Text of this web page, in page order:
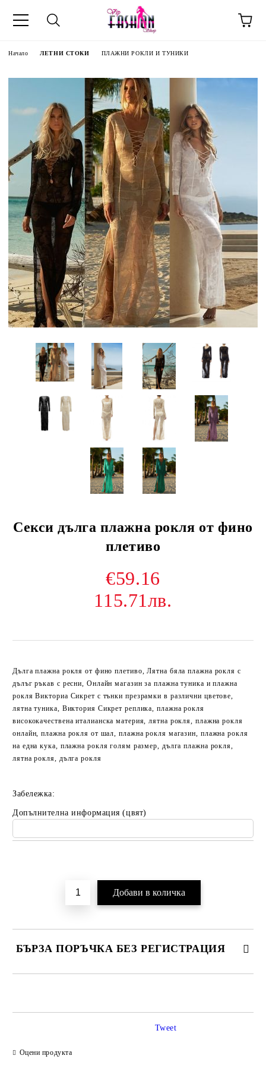
Начало ЛЕТНИ СТОКИ ПЛАЖНИ РОКЛИ И ТУНИКИ
Секси дълга плажна рокля от фино
плетиво
€59.16
115.71лв.
Дълга плажна рокля от фино плетиво, Лятна бяла плажна рокля с
дълъг ръкав с ресни, Онлайн магазин за плажна туника и плажна
рокля Викториа Сикрет с тънки презрамки в различни цветове,
лятна туника, Виктория Сикрет реплика, плажна рокля
висококачествена италианска материя, лятна рокля, плажна рокля
онлайн, плажна рокля от шал, плажна рокля магазин, плажна рокля
на една кука, плажна рокля голям размер, дълга плажна рокля,
лятна рокля, дълга рокля
Забележка:
Допълнителна информация (цвят)
БЪРЗА ПОРЪЧКА БЕЗ РЕГИСТРАЦИЯ
Оцени продукта
Tweet